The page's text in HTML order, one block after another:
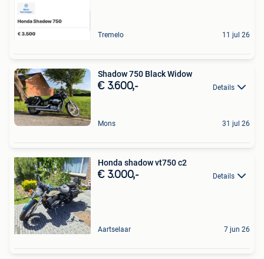
Tremelo 11 jul 26
Shadow 750 Black Widow
€ 3.600,- Details
Mons 31 jul 26
Honda shadow vt750 c2
€ 3.000,- Details
Aartselaar 7 jun 26